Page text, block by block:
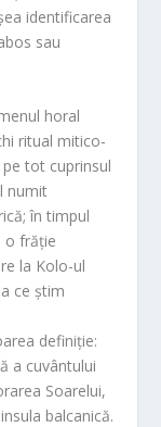
identificarea
sau
horal
ritual mitico-
tot cuprinsul
numit
în timpul
o frăție
la Kolo-ul
ce știm
definiție:
a cuvântului
Soarelui,
balcanică.